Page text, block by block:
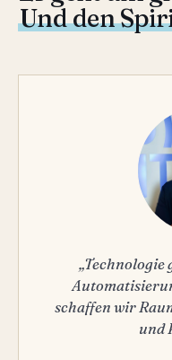
Und den
schaffen wir
und